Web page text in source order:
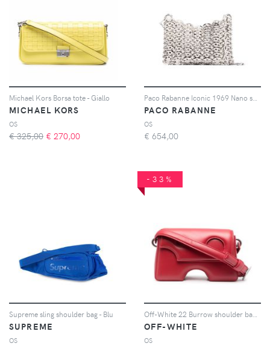
Michael Kors Borsa tote - Giallo
MICHAEL KORS
OS
€ 325,00 € 270,00
PACO RABANNE
OS
€ 654,00
Supreme sling shoulder bag - Blu
SUPREME
OS
-33%
OFF-WHITE
OS